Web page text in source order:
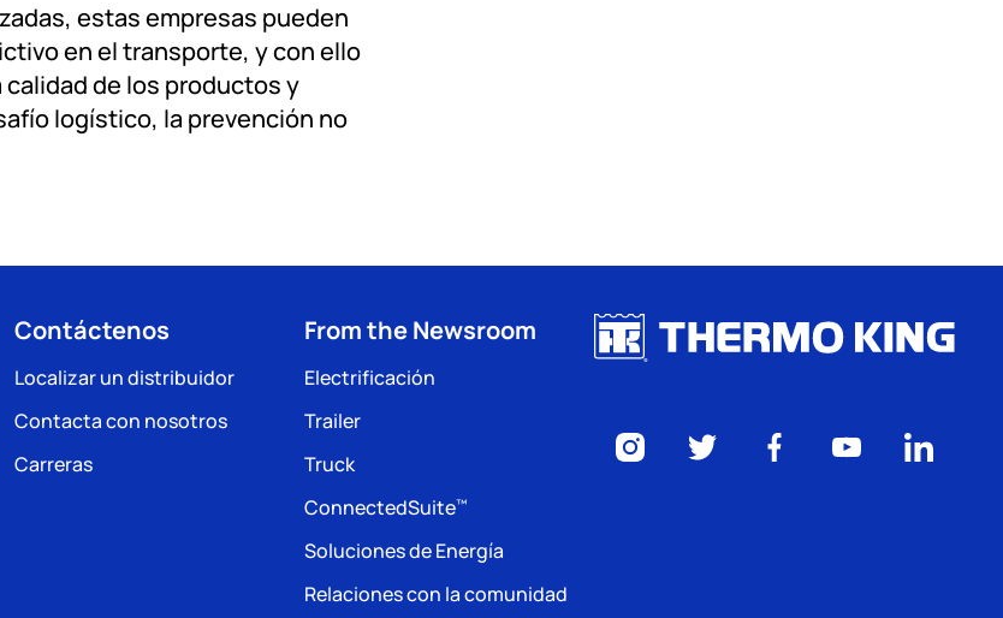
estas empresas pueden
en el transporte, y con ello
de los productos y
logístico, la prevención no
Contáctenos
Localizar un distribuidor
Contacta con nosotros
Carreras
From the Newsroom
Electrificación
Trailer
Truck
ConnectedSuite™
Soluciones de Energía
Relaciones con la comunidad